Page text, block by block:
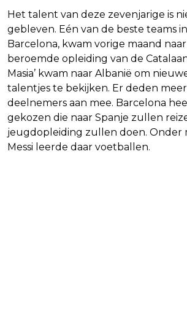
Het talent van deze zevenjarige is
gebleven. Eén van de beste teams
Barcelona, kwam vorige maand
beroemde opleiding van de
Masia’ kwam naar Albanië om
talentjes te bekijken. Er deden
deelnemers aan mee. Barcelona
gekozen die naar Spanje zullen
jeugdopleiding zullen doen. Onder
Messi leerde daar voetballen.